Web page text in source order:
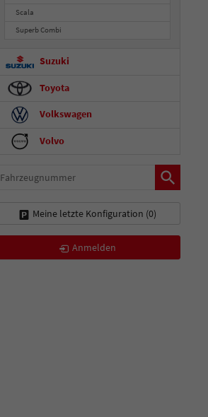
Scala
Superb Combi
Suzuki
Toyota
Volkswagen
Volvo
Fahrzeugnummer
Meine letzte Konfiguration (0)
Anmelden